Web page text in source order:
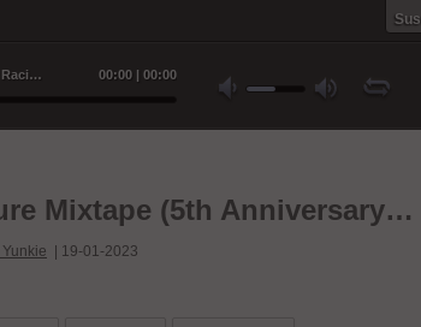
Intro (hosted by sensato) [Producido por Racing lab y Yunkie] - Lalito cadena, LaDrvga y Yunkie 00:00 | 00:00
Toxic Pleasure Mixtape (5th Anniversary Edition, Hosted by Sensato)
19-01-2023